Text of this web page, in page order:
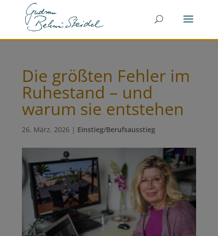
Die größten Fehler im
Ruhestand – und
warum sie entstehen
26. März. 2026 | Einstieg/Berufsausstieg